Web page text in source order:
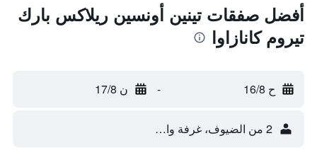
أفضل صفقات تينين أونسين ريلاكس بارك
تيروم كانازاوا
ح 16/8 - ن 17/8
2 من الضيوف، غرفة واحدة